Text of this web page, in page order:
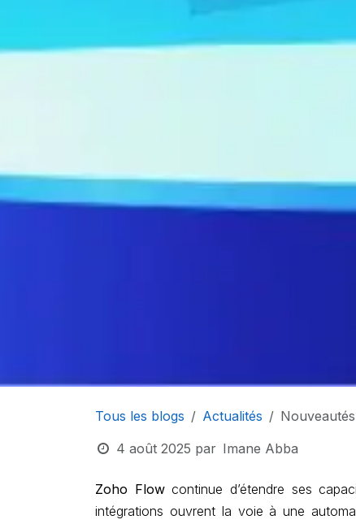
Tous les blogs Actualités
4 août 2025 par Imane Abba
Zoho Flowcontinue d’étendre ses
intégrations ouvrent la voie à une